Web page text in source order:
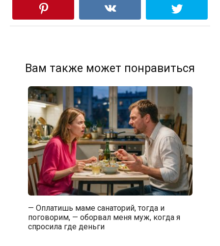
Вам также может понравиться
— Оплатишь маме санаторий, тогда и
поговорим, — оборвал меня муж, когда я
спросила где деньги